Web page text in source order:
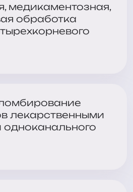
медикаментозная,
обработка
лекарственными